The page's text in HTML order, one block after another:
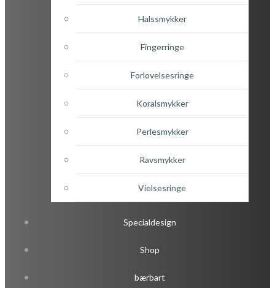
Halssmykker
Fingerringe
Forlovelsesringe
Koralsmykker
Perlesmykker
Ravsmykker
Vielsesringe
Specialdesign
Shop
bærbart